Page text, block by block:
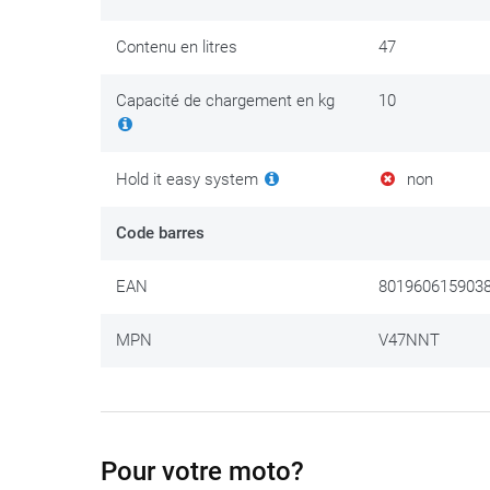
Contenu en litres 47
Capacité de chargement en kg 10
Hold it easy system non
Code barres
EAN
MPN V47NNT
Pour votre moto?